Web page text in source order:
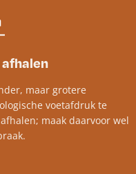
maar grotere
voetafdruk te
maak daarvoor wel